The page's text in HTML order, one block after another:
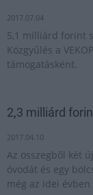
2017.07.04
5,1 milliárd forint
Közgyűlés a
támogatásként.
2,3 milliárd
2017.04.10
Az összegből két
óvodát és egy
még az idei évben